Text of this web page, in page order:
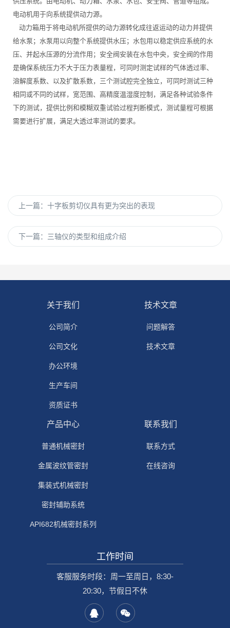
电动机用于向系统提供动力源。
动力箱用于将电动机所提供的动力源转化成往返运动的动力并提供
给水泵；水泵用以向整个系统提供水压；水包用以稳定供应系统的水
压、并起水压源的分流作用；安全阀安装在水包中央，安全阀的作用
是确保系统压力不大于压力表量程，可同时测定试样的气体透过率、
溶解度系数、以及扩散系数，三个测试腔完全独立，可同时测试三种
相同或不同的试样，宽范围、高精度温湿度控制，满足各种试验条件
下的测试，提供比例和模糊双重试验过程判断模式，测试量程可根据
需要进行扩展，满足大透过率测试的要求。
上一篇： 十字板剪切仪具有更为突出的表现
下一篇： 三轴仪的类型和组成介绍
关于我们
公司简介
公司文化
办公环境
生产车间
资质证书
技术文章
问题解答
技术文章
产品中心
普通机械密封
金属波纹管密封
集装式机械密封
密封辅助系统
API682机械密封系列
联系我们
联系方式
在线咨询
工作时间
客服服务时段：周一至周日，8:30-
20:30，节假日不休